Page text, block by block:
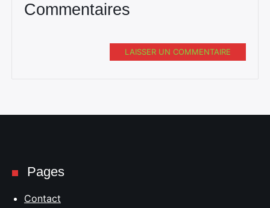
Commentaires
LAISSER UN COMMENTAIRE
Pages
Contact